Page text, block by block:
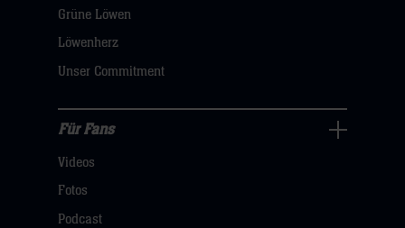
öffnen,
dann
hier
Grüne Löwen
Löwenherz
Unser Commitment
Fans
Navigation
öffnen,
Für Fans
Videos
Fotos
Podcast